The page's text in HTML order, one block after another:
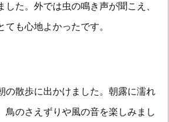
した。外では虫の鳴き声が聞こえ、
ても心地よかったです。
の散歩に出かけました。朝露に濡れ
鳥のさえずりや風の音を楽しみまし